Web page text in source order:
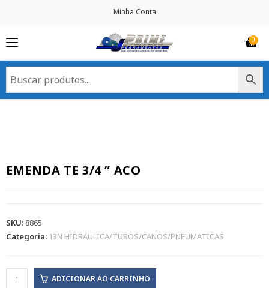
Minha Conta
EMENDA TE 3/4 ” ACO
SKU: 8865
Categoria: 13N HIDRAULICA/TUBOS/CANOS/PNEUMATICAS
ADICIONAR AO CARRINHO